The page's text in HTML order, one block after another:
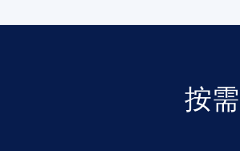
适合人群：1.5-4岁会员
按